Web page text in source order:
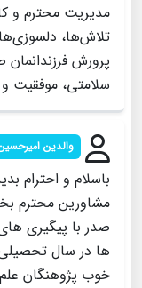
مدیریت محترم و
تلاش‌ها،
پرورش
سلامتی، موفقیت و
والدین
باسلام و احترام
مشاورین محترم
صدر با پیگیری
ها در سال
خوب پژوهنگان